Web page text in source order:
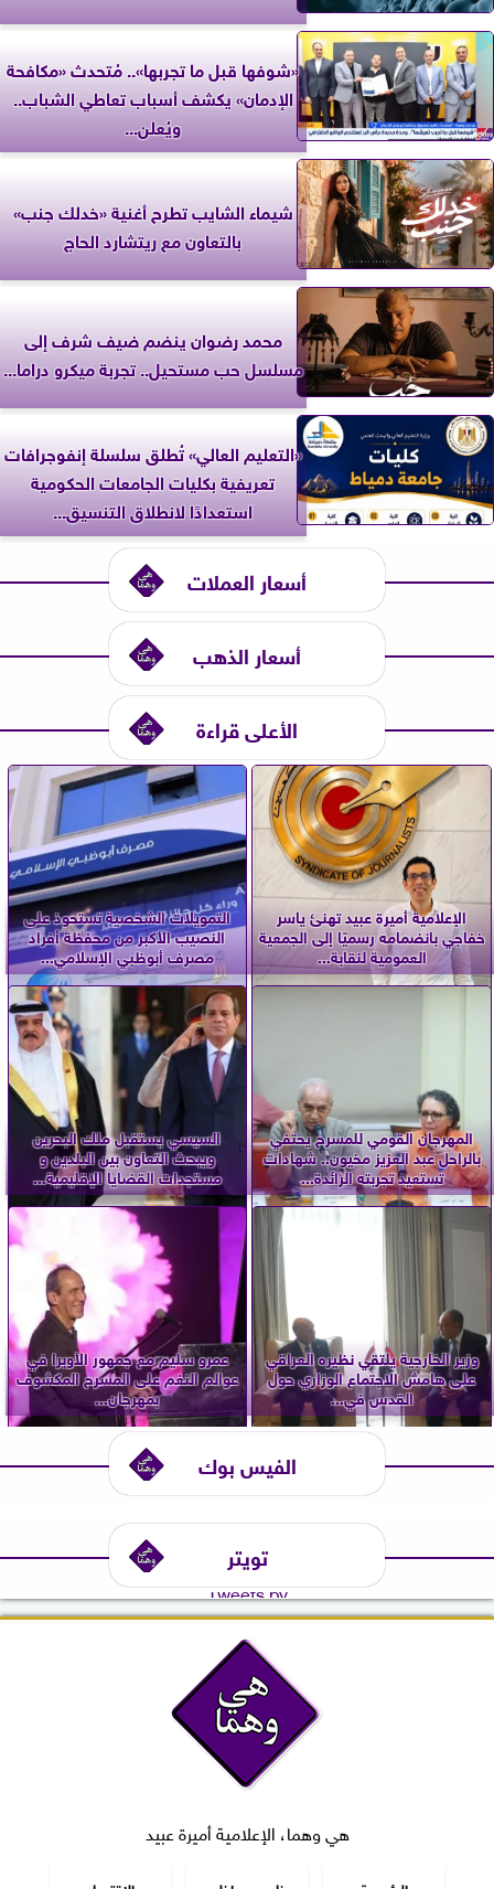
«شوفها قبل ما تجربها».. مُتحدث «مكافحة
الإدمان» يكشف أسباب تعاطي الشباب..
ويُعلن...
شيماء الشايب تطرح أغنية «خدلك جنب»
بالتعاون مع ريتشارد الحاج
محمد رضوان ينضم ضيف شرف إلى
مسلسل حب مستحيل.. تجربة ميكرو دراما...
«التعليم العالي» تُطلق سلسلة إنفوجرافات
تعريفية بكليات الجامعات الحكومية
استعدادًا لانطلاق التنسيق...
أسعار العملات
أسعار الذهب
الأعلى قراءة
الإعلامية أميرة عبيد تهنئ ياسر
خفاجي بانضمامه رسميًا إلى الجمعية
العمومية لنقابة...
التمويلات الشخصية تستحوذ على
النصيب الأكبر من محفظة أفراد
مصرف أبوظبي الإسلامي...
المهرجان القومي للمسرح يحتفي
بالراحل عبد العزيز مخيون.. شهادات
تستعيد تجربته الرائدة...
السيسي يستقبل ملك البحرين
ويبحث التعاون بين البلدين و
مستجدات القضايا الإقليمية...
وزير الخارجية يلتقي نظيره العراقي
على هامش الاجتماع الوزاري حول
القدس في...
عمرو سليم مع جمهور الأوبرا في
عوالم النغم على المسرح المكشوف
بمهرجان...
الفيس بوك
تويتر
Tweets by
هي وهما، الإعلامية أميرة عبيد